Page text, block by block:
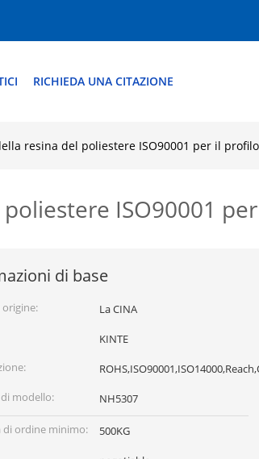
RICHIEDA UNA CITAZIONE
resina del poliestere ISO90001 per il profilo
ISO90001
di base
La CINA
KINTE
modello:
NH5307
di ordine minimo:
500KG